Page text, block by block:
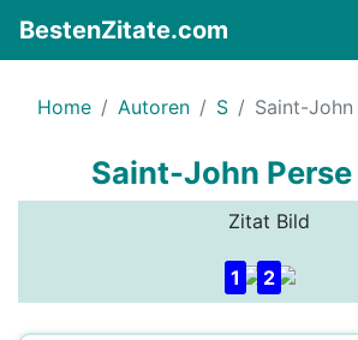
BestenZitate.com
Home Autoren S Saint-John
Saint-John
Zitat Bild
1 2